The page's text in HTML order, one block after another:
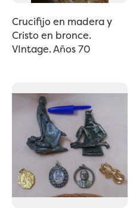
Crucifijo en madera y
Cristo en bronce.
VIntage. Años 70